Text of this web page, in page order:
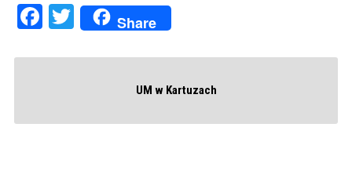
Facebook
Twitter
Share
UM w Kartuzach